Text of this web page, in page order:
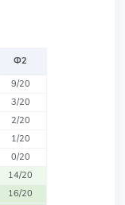
Ф2
9/20
3/20
2/20
1/20
0/20
14/20
16/20